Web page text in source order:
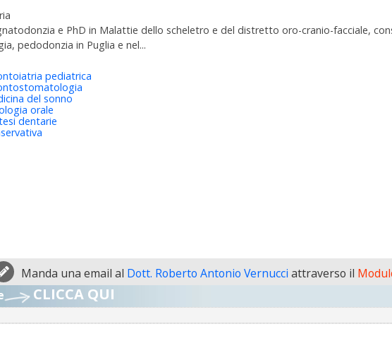
e PhD in Malattie dello scheletro e del distretto oro-cranio-facciale,
pedodonzia in Puglia e nel...
pediatrica
del sonno
orale
dentarie
Manda una email al Dott. Roberto Antonio Vernucci attraverso il
CLICCA QUI